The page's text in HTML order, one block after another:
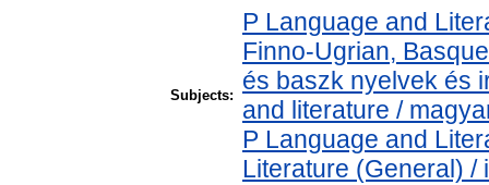
Subjects:
P Language and
Finno-Ugrian,
és baszk nyelvek és
and literature /
P Language and
Literature (General) /